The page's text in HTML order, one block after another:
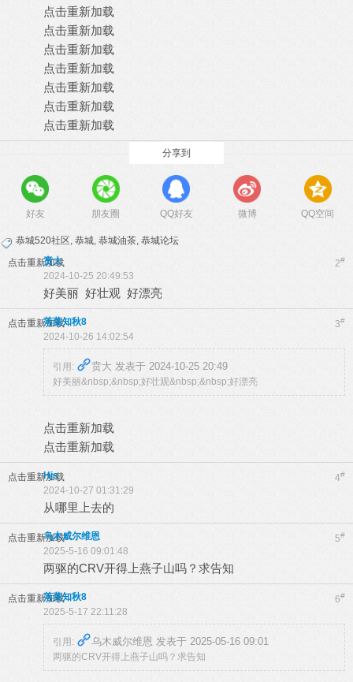
点击重新加载
点击重新加载
点击重新加载
点击重新加载
点击重新加载
点击重新加载
点击重新加载
分享到
好友 朋友圈 QQ好友 微博 QQ空间
恭城520社区, 恭城, 恭城油茶, 恭城论坛
点击重新加载
2#
贲大
2024-10-25 20:49:53
好美丽 好壮观 好漂亮
点击重新加载 3#
落葉知秋8
2024-10-26 14:02:54
引用: 贲大 发表于 2024-10-25 20:49
好美丽&nbsp;&nbsp;好壮观&nbsp;&nbsp;好漂亮
点击重新加载
点击重新加载
点击重新加载 4#
Hjs
2024-10-27 01:31:29
从哪里上去的
点击重新加载 5#
乌木威尔维恩
2025-5-16 09:01:48
两驱的CRV开得上燕子山吗？求告知
点击重新加载 6#
落葉知秋8
2025-5-17 22:11:28
引用: 乌木威尔维恩 发表于 2025-05-16 09:01
两驱的CRV开得上燕子山吗？求告知